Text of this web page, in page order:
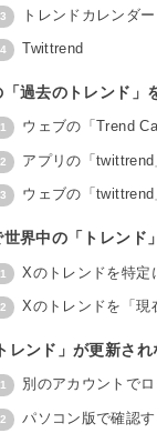
トレンドカレンダー
Twittrend
「過去のトレンド」
ウェブの「Trend
アプリの「twittrend
ウェブの「twittrend
世界中の「トレンド
Xのトレンドを特定
Xのトレンドを「現
レンド」が更新さ
別のアカウントで
パソコン版で確認す